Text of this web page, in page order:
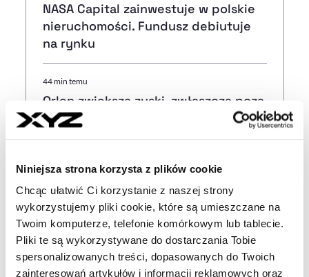
Niniejsza strona korzysta z plików cookie
Chcąc ułatwić Ci korzystanie z naszej strony
wykorzystujemy pliki cookie, które są umieszczane na
Twoim komputerze, telefonie komórkowym lub tablecie.
Pliki te są wykorzystywane do dostarczania Tobie
spersonalizowanych treści, dopasowanych do Twoich
zainteresowań artykułów i informacji reklamowych oraz
NASA Capital zainwestuje w polskie
nieruchomości. Fundusz debiutuje
na rynku
44 min temu
Orlen zwiększa zyski, zwłaszcza poza
Polską. Rekordowe stacje
50 min temu
Banki „wzięły za rogi" GPW,
najmocniej zwyżkuje Allegro. Dzień
na GPW 6 sierpnia